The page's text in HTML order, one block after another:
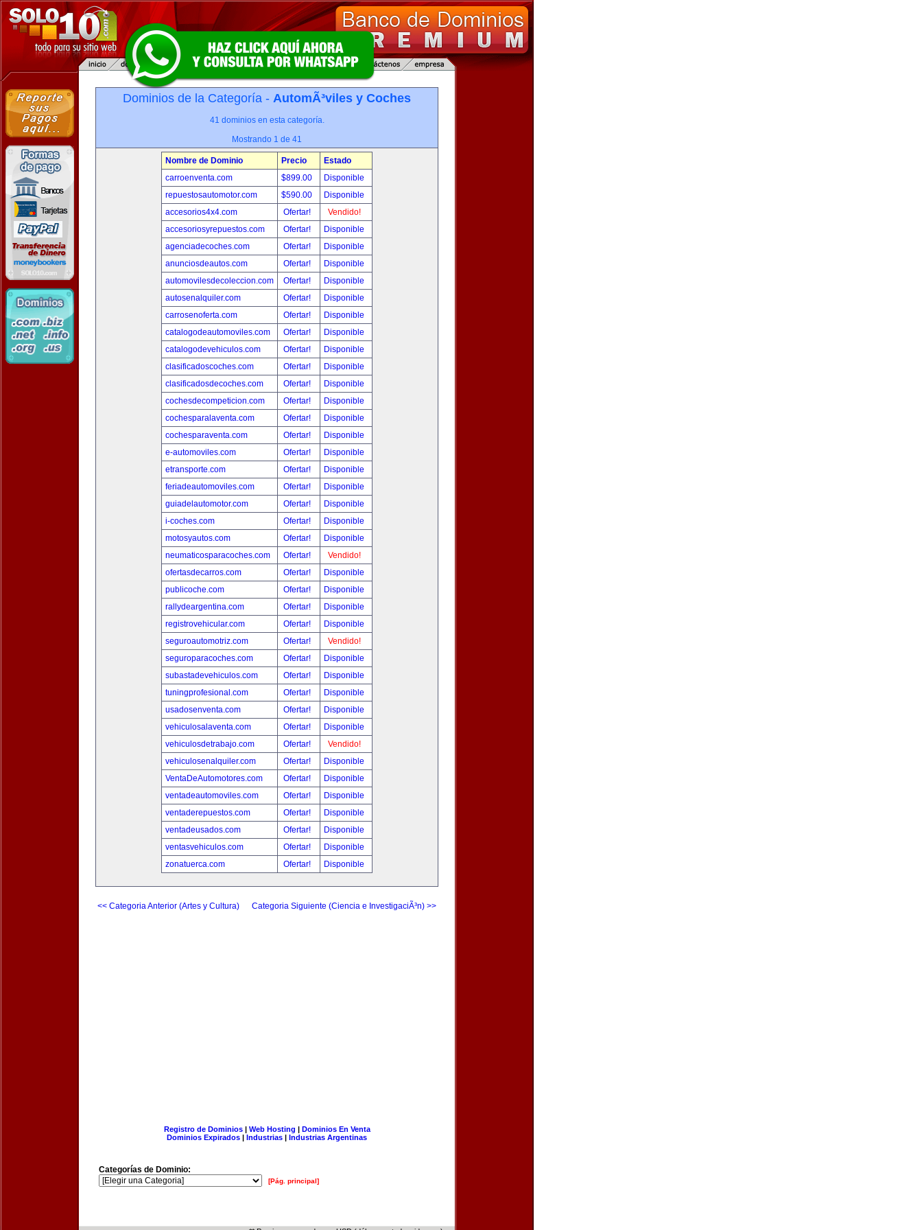
Dominios de la Categoría - AutomÃ³viles y Coches
41 dominios en esta categoría.
Mostrando 1 de 41
Nombre de Dominio Precio
Estado
carroenventa.com
$899.00
Disponible
repuestosautomotor.com
$590.00
Disponible
accesorios4x4.com
Ofertar!
Vendido!
accesoriosyrepuestos.com
Ofertar!
Disponible
agenciadecoches.com
Ofertar!
Disponible
anunciosdeautos.com
Ofertar!
Disponible
automovilesdecoleccion.com
Ofertar!
Disponible
autosenalquiler.com
Ofertar!
Disponible
carrosenoferta.com
Ofertar!
Disponible
catalogodeautomoviles.com
Ofertar!
Disponible
catalogodevehiculos.com
Ofertar!
Disponible
clasificadoscoches.com
Ofertar!
Disponible
clasificadosdecoches.com
Ofertar!
Disponible
cochesdecompeticion.com
Ofertar!
Disponible
cochesparalaventa.com
Ofertar!
Disponible
cochesparaventa.com
Ofertar!
Disponible
e-automoviles.com
Ofertar!
Disponible
etransporte.com
Ofertar!
Disponible
feriadeautomoviles.com
Ofertar!
Disponible
guiadelautomotor.com
Ofertar!
Disponible
i-coches.com
Ofertar!
Disponible
motosyautos.com
Ofertar!
Disponible
neumaticosparacoches.com
Ofertar!
Vendido!
ofertasdecarros.com
Ofertar!
Disponible
publicoche.com
Ofertar!
Disponible
rallydeargentina.com
Ofertar!
Disponible
registrovehicular.com
Ofertar!
Disponible
seguroautomotriz.com
Ofertar!
Vendido!
seguroparacoches.com
Ofertar!
Disponible
subastadevehiculos.com
Ofertar!
Disponible
tuningprofesional.com
Ofertar!
Disponible
usadosenventa.com
Ofertar!
Disponible
vehiculosalaventa.com
Ofertar!
Disponible
vehiculosdetrabajo.com
Ofertar!
Vendido!
vehiculosenalquiler.com
Ofertar!
Disponible
VentaDeAutomotores.com
Ofertar!
Disponible
ventadeautomoviles.com
Ofertar!
Disponible
ventaderepuestos.com
Ofertar!
Disponible
ventadeusados.com
Ofertar!
Disponible
ventasvehiculos.com
Ofertar!
Disponible
zonatuerca.com
Ofertar! Disponible
<< Categoria Anterior (Artes y Cultura) Categoria Siguiente (Ciencia e InvestigaciÃ³n) >>
Registro de Dominios| Web Hosting | Dominios En Venta
Dominios Expirados | Industrias | Industrias Argentinas
Categorías de Dominio:
[Pág. principal]